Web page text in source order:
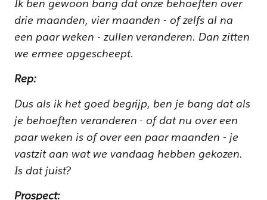
Ik ben gewoon bang dat onze behoeften over
drie maanden, vier maanden - of zelfs al na
een paar weken - zullen veranderen. Dan zitten
we ermee opgescheept.
Rep:
Dus als ik het goed begrijp, ben je bang dat als
je behoeften veranderen - of dat nu over een
paar weken is of over een paar maanden - je
vastzit aan wat we vandaag hebben gekozen.
Is dat juist?
Prospect: